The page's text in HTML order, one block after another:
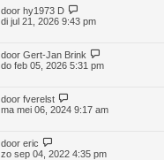
door hy1973 D
di jul 21, 2026 9:43 pm
door Gert-Jan Brink
do feb 05, 2026 5:31 pm
door fverelst
ma mei 06, 2024 9:17 am
door eric
zo sep 04, 2022 4:35 pm